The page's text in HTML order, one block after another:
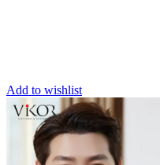
Add to wishlist